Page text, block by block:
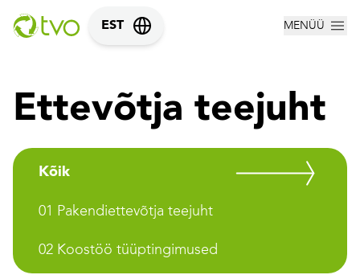
EST MENÜÜ
Ettevõtja teejuht
Kõik
01 Pakendiettevõtja teejuht
02 Koostöö tüüptingimused